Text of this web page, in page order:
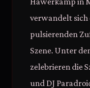
verwandelt sich
pulsierenden
Szene. Unter
zelebrieren die
und DJ